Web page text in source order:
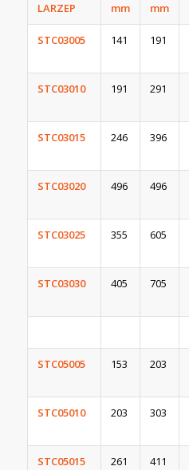
LARZEP mm mm
STC03005 141 191
STC03010 191 291
STC03015 246 396
STC03020 496 496
STC03025 355 605
STC03030 405 705
STC05005 153 203
STC05010 203 303
STC05015 261 411